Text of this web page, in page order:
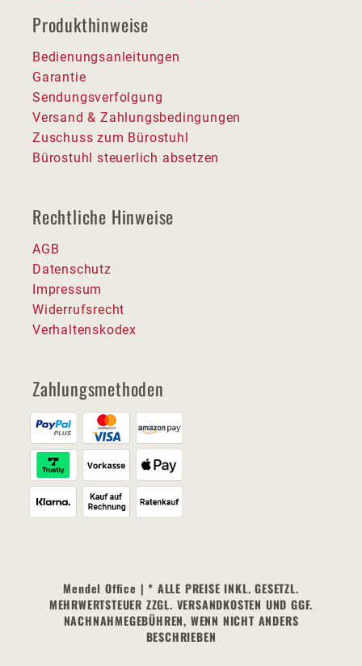
Produkthinweise
Bedienungsanleitungen
Garantie
Sendungsverfolgung
Versand & Zahlungsbedingungen
Zuschuss zum Bürostuhl
Bürostuhl steuerlich absetzen
Rechtliche Hinweise
AGB
Datenschutz
Impressum
Widerrufsrecht
Verhaltenskodex
Zahlungsmethoden
Mendel Office | * ALLE PREISE INKL. GESETZL.
MEHRWERTSTEUER ZZGL. VERSANDKOSTEN UND GGF.
NACHNAHMEGEBÜHREN, WENN NICHT ANDERS
BESCHRIEBEN